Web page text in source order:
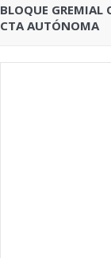
BLOQUE GREMIAL
CTA AUTÓNOMA